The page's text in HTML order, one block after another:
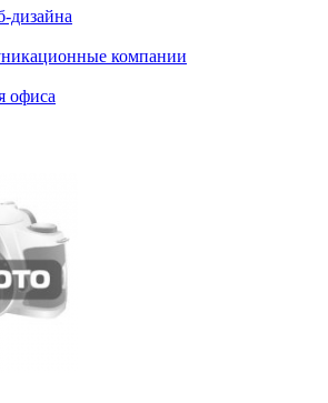
дизайна
компании
офиса